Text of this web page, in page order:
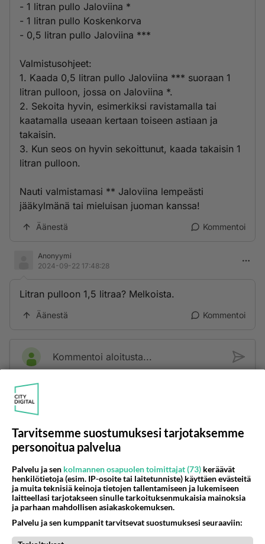
- 1 litran pullo Jaloviina *
- 1 litran pullo Koskenkorva
- 0,5 litran pullo Jaloviina ***
Valmistusohjeet:
1. Kaada 0,5 litran pullo Jaloviina *** suoraan 1
litran pulloon, jossa on Jaloviina *.
2. Sekoita hyvin, esimerkiksi ravistamalla tai
kaatamalla useaan kertaan toiseen astiaan ja
takaisin.
3. Kun seos on hyvin sekoittunut, kaada takaisin 1
litran pulloon.
Nauti valmistamasi ** Jaloviina lempeästi
jääkylmänä tai mieluisan juoman kanssa!
Äänestä Kommentoi
Anonyymi
2024-09-22 17:48:28
Litran pulloon 1,5 litraa? Melkoista.
Äänestä Kommentoi
Kommentoi aloitusta...
Takaisin ylös
LUETUIMMAT KESKUSTELUT
PÄIVÄ VIIKKO KUUKAUSI
kenen näköinen
07.08.2026 16:24
Ikävä
74
Tarvitsemme suostumuksesi tarjotaksemme
personoitua palvelua
Palvelu ja sen kolmannen osapuolen toimittajat (73) keräävät
henkilötietoja (esim. IP-osoite tai laitetunniste) käyttäen evästeitä
ja muita teknisiä keinoja tietojen tallentamiseen ja lukemiseen
laitteellasi tarjotakseen sinulle tarkoituksenmukaisia mainoksia
ja parhaan mahdollisen asiakaskokemuksen.
Palvelu ja sen kumppanit tarvitsevat suostumuksesi seuraaviin: